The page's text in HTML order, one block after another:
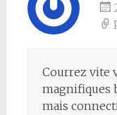
Courrez vite
magnifiques
mais